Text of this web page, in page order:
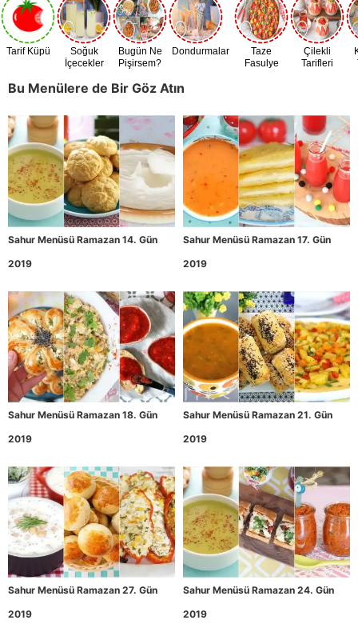
Tarif Küpü
Soğuk
İçecekler
Bugün Ne
Pişirsem?
Dondurmalar
Taze
Fasulye
Çilekli
Tarifleri
Bu Menülere de Bir Göz Atın
Sahur Menüsü Ramazan 14. Gün
2019
Sahur Menüsü Ramazan 17. Gün
2019
Sahur Menüsü Ramazan 18. Gün
2019
Sahur Menüsü Ramazan 21. Gün
2019
Sahur Menüsü Ramazan 27. Gün
2019
Sahur Menüsü Ramazan 24. Gün
2019